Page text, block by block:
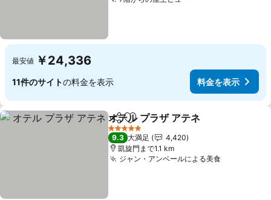
最安値 ￥24,336
11件のサイトの料金を表示 料金を表示
シェアお気に入りに追加
オテル プラザ アテネ
5 ホテルのランク
9.3 大満足
4,420
凱旋門まで1.1 km
ジャン・アンベールによる美食